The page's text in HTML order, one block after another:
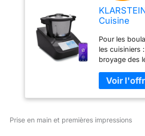
Cuisine
1, 1700W
Mixeur
Hachoir à
Robot de
4.7L,
Mixeurs,
Pour les
les cuisiniers
broyage des
lourde, du
viande en
mélange des
ce grand
Prise en main et premières impressions